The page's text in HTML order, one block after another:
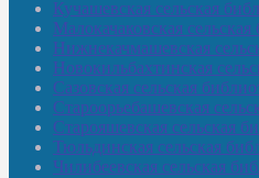
Кучашевская сельская
Малокачаковская
Нижнекачмашевская
Новокильбахтинская
Сазовская сельская
Староорьебашевская
Старояшевская сельская
Тюльдинская сельская
Чилибеевская сельская